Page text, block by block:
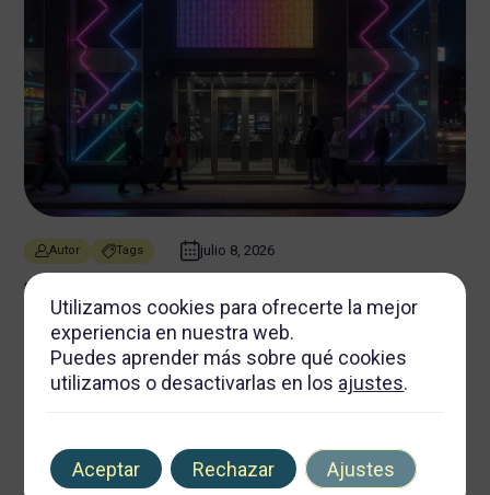
Autor Tags julio 8, 2026
Rótulos Luminosos de Alto Impacto: Técnicas Expertas en
Iluminación LED y Diseño para Potenciar la Identidad Visual
Nocturna
7 min de lectura
Utilizamos cookies para ofrecerte la mejor
experiencia en nuestra web.
Puedes aprender más sobre qué cookies
utilizamos o desactivarlas en los ajustes.
Aceptar Rechazar Ajustes